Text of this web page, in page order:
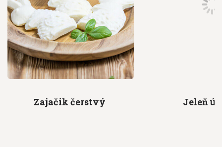
Zajačik čerstvý Jeleň